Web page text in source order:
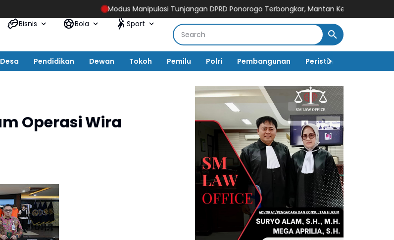
Modus Manipulasi Tunjangan DPRD Ponorogo Terbongkar, Mantan Ketua DPRD Sunarto
Bisnis Bola Sport
Pendidikan Dewan Tokoh Pemilu Polri Pembangunan Peristiwa
Operasi Wira